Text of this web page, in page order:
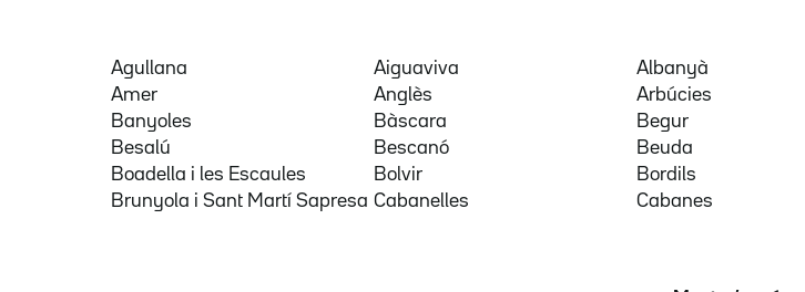
Agullana Aiguaviva Albanyà
Amer
Anglès Arbúcies
Banyoles
Bàscara Begur
Besalú
Bescanó Beuda
Boadella i les Escaules
Bolvir Bordils
Brunyola i Sant Martí Sapresa Cabanelles Cabanes